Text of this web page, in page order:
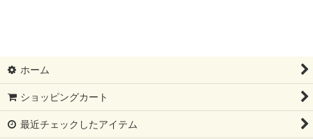
ホーム
ショッピングカート
最近チェックしたアイテム